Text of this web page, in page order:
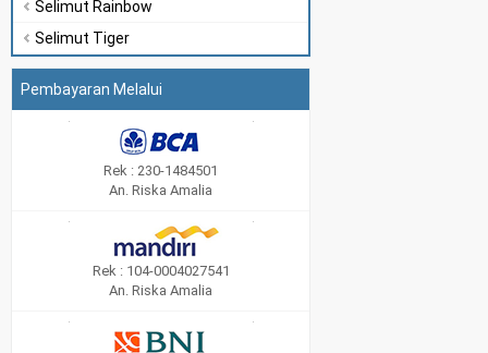
Selimut Rainbow
Selimut Tiger
Pembayaran Melalui
Rek : 230-1484501
An. Riska Amalia
Rek : 104-0004027541
An. Riska Amalia